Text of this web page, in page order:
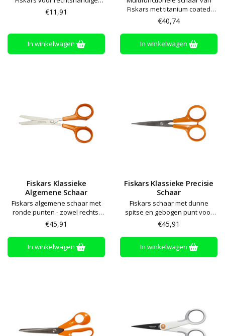
scharen
€11,91
In winkelwagen
Fiskars met titanium coated
schaarbladen. Kan gebruikt
worden als mes, opener en
draadtang. In het handvat zit
een tape mes en een
scharen/messen slijper
€40,74
In winkelwagen
Fiskars Klassieke
Algemene Schaar
Fiskars algemene schaar met
ronde punten - zowel rechts-
als linkshandig
€45,91
In winkelwagen
Fiskars Klassieke Precisie
Schaar
Fiskars schaar met dunne
spitse en gebogen punt voor
ingewikkeld knippen - zowel
geschikt voor rechts- als
linkshandig
€45,91
In winkelwagen